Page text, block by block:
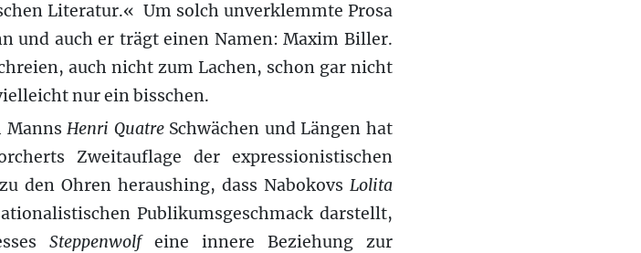
Literatur.« Um solch unverklemmte Prosa
und auch er trägt einen Namen: Maxim Biller.
auch nicht zum Lachen, schon gar nicht
nur ein bisschen.
MannsHenri QuatreSchwächen und Längen hat
Zweitauflage der expressionistischen
den Ohren heraushing, dass Nabokovs Lolita
Publikumsgeschmack darstellt,
Steppenwolfeine innere Beziehung zur